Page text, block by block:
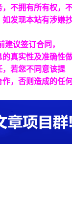
不拥有所有权，
发现本站有涉嫌
建议签订合同，
真实性及准确性
若您不同意该提
，否则造成的任